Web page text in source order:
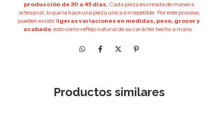
producción de 30 a 45 días. Cada pieza es creada de manera
artesanal, lo que la hace una pieza única e irrepetible. Por este proceso,
pueden existir ligeras variaciones en medidas, peso, grosor y
acabado, esto como reflejo natural de su carácter hecho a mano.
Productos similares